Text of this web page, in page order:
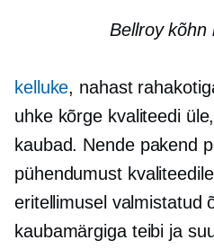
Bellroy kõhn
kelluke, nahast
uhke kõrge kvaliteedi üle,
kaubad. Nende pakend
pühendumust
eritellimusel valmistatud
kaubamärgiga teibi ja